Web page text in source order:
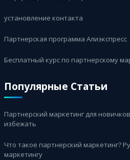
установление контакта
Партнерская программа Алиэкспресс
Бесплатный курс по партнерскому
Популярные Статьи
Партнерский маркетинг для
избежать
Что такое партнерский маркетинг?
маркетингу